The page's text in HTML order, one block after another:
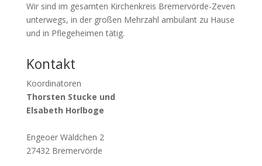
Wir sind im gesamten Kirchenkreis Bremervörde-Zeven
unterwegs, in der großen Mehrzahl ambulant zu Hause
und in Pflegeheimen tätig.
Kontakt
Koordinatoren
Thorsten Stucke und
Elsabeth Horlboge
Engeoer Wäldchen 2
27432 Bremervörde